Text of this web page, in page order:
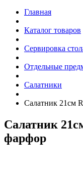
Главная
Каталог товаров
Сервировка
Отдельные
Салатники
Салатник 21см
Салатник
фарфор